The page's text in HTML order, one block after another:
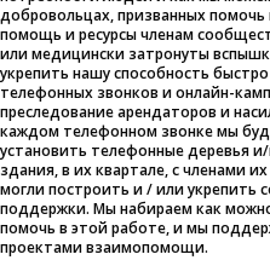
добровольцах, призванных
помощь и ресурсы членам
или медицински затронуты
укрепить нашу способность
телефонных звонков и онлайн-
преследование арендаторов и
каждом телефонном звонке мы
установить телефонные деревья
здания, в их квартале, с членами
могли построить и / или укрепить
поддержки. Мы набираем как
помочь в этой работе, и мы
проектами взаимопомощи.